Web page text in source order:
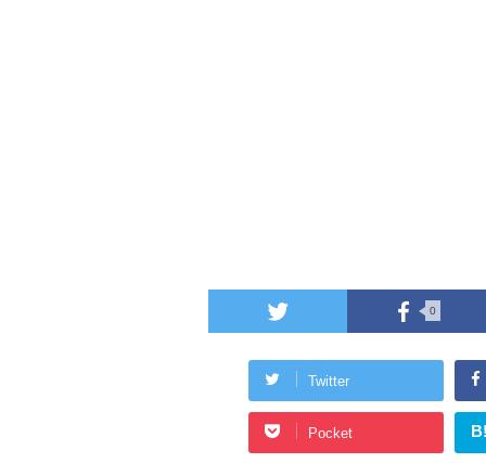
0
Twitter
Pocket